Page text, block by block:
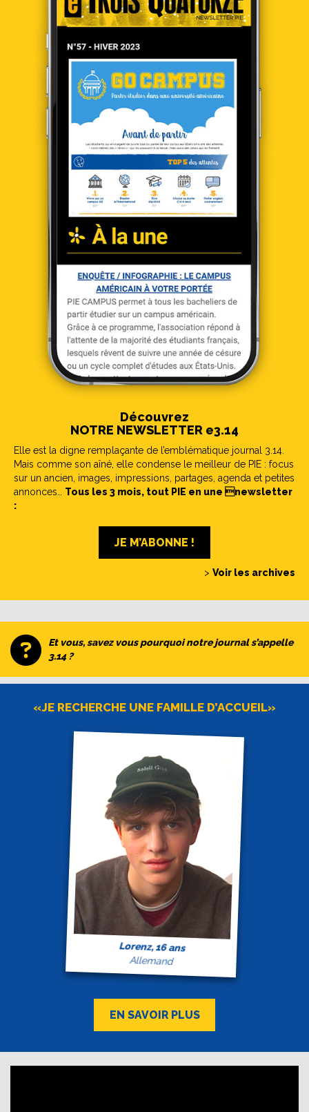
Découvrez
NOTRE NEWSLETTER e3.14
Elle est la digne remplaçante de l’emblématique journal 3.14.
Mais comme son aîné, elle condense le meilleur de PIE : focus
sur un ancien, images, impressions, partages, agenda et petites
annonces… Tous les 3 mois, tout PIE en une newsletter
:
JE M’ABONNE !
> Voir les archives
Et vous, savez vous pourquoi notre journal s’appelle
3.14 ?
«JE RECHERCHE UNE FAMILLE D’ACCUEIL»
Lorenz, 16 ans
Allemand
EN SAVOIR PLUS